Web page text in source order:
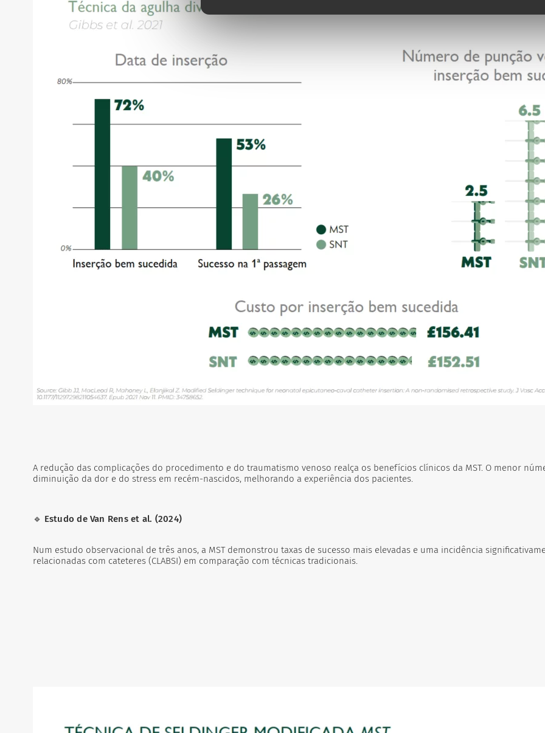
A redução das complicações do procedimento e do traumatismo venoso realça os benefícios clínicos da MST. O menor
diminuição da dor e do stress em recém-nascidos, melhorando a experiência dos pacientes.
🔹 Estudo de Van Rens et al. (2024)
Num estudo observacional de três anos, a MST demonstrou taxas de sucesso mais elevadas e uma incidência
relacionadas com cateteres (CLABSI) em comparação com técnicas tradicionais.